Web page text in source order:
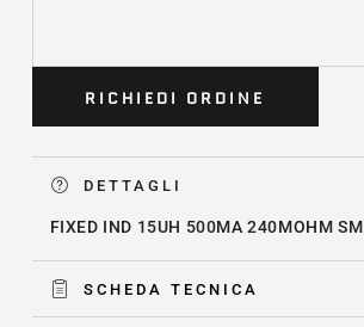
RICHIEDI ORDINE
DETTAGLI
FIXED IND 15UH 500MA 240MOHM
SCHEDA TECNICA